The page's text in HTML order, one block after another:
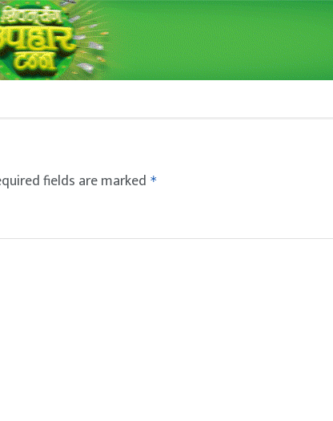
fields are marked *